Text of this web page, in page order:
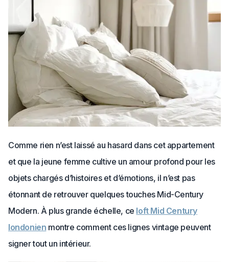
Comme rien n’est laissé au hasard dans cet appartement
et que la jeune femme cultive un amour profond pour les
objets chargés d’histoires et d’émotions, il n’est pas
étonnant de retrouver quelques touches Mid-Century
Modern. À plus grande échelle, ce loft Mid Century
londonien montre comment ces lignes vintage peuvent
signer tout un intérieur.